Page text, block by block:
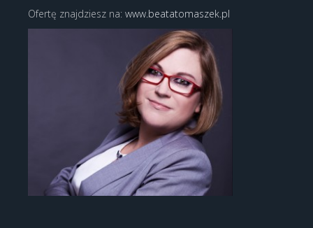
Ofertę znajdziesz na: www.beatatomaszek.pl